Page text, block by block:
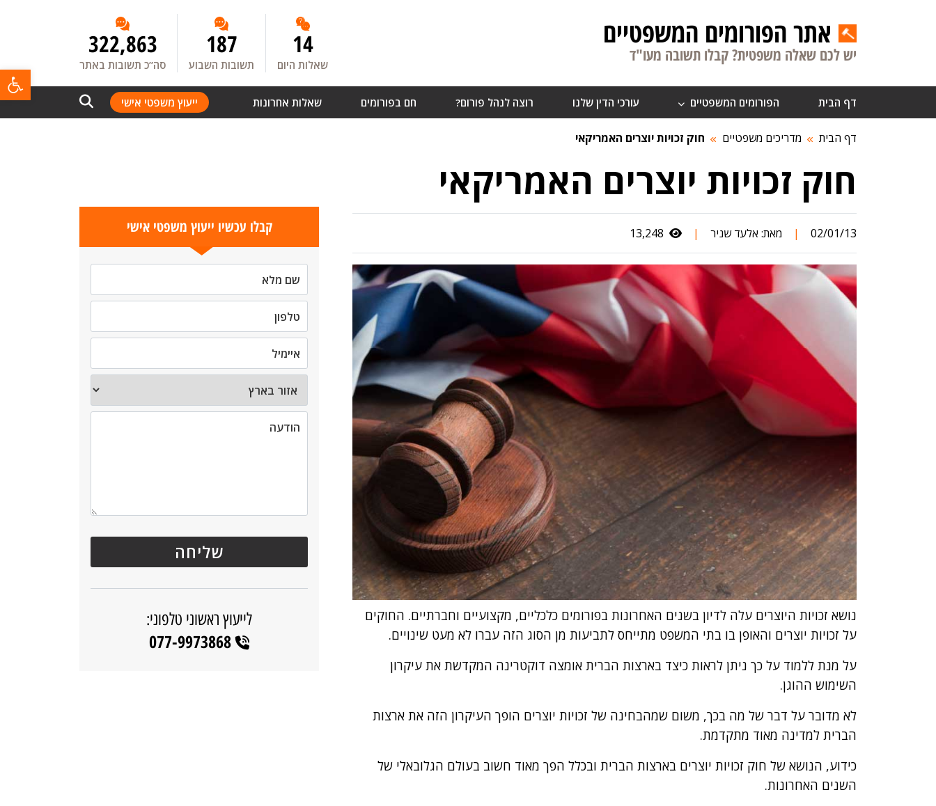
אתר הפורומים המשפטיים
יש לכם שאלה משפטית? קבלו תשובה מעו"ד 14
שאלות היום
187
תשובות השבוע
322,863
סה”כ תשובות באתר
דף הבית הפורומים המשפטיים עורכי הדין שלנו רוצה לנהל פורום? חם בפורומים שאלות אחרונות ייעוץ משפטי אישי
דף הבית מדריכים משפטיים חוק זכויות יוצרים האמריקאי
חוק זכויות יוצרים האמריקאי
02/01/13
| מאת: אלעד שניר |
נושא זכויות היוצרים עלה לדיון בשנים האחרונות בפורומים כלכליים, מקצועיים וחברתיים. החוקים
על זכויות יוצרים והאופן בו בתי המשפט מתייחס לתביעות מן הסוג הזה עברו לא מעט שינויים.
על מנת ללמוד על כך ניתן לראות כיצד בארצות הברית אומצה דוקטרינה המקדשת את עיקרון
השימוש ההוגן.
לא מדובר על דבר של מה בכך, משום שמהבחינה של זכויות יוצרים הופך העיקרון הזה את ארצות
הברית למדינה מאוד מתקדמת.
כידוע, הנושא של חוק זכויות יוצרים בארצות הברית ובכלל הפך מאוד חשוב בעולם הגלובאלי של
השנים האחרונות.
קבלו עכשיו ייעוץ משפטי אישי
לייעוץ ראשוני טלפוני:
077-9973868